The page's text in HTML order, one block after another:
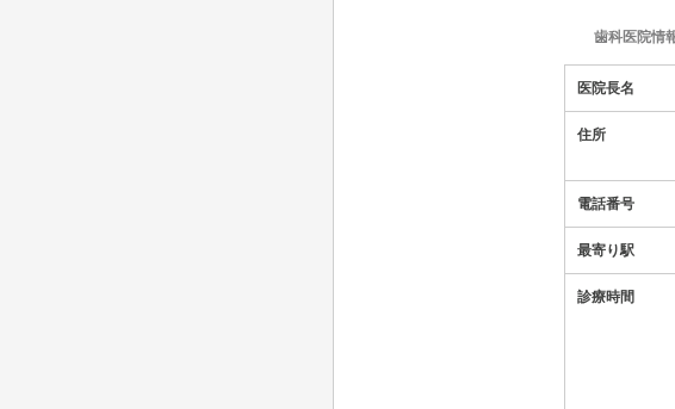
歯科医院情
医院長名
住所
電話番号
最寄り駅
診療時間